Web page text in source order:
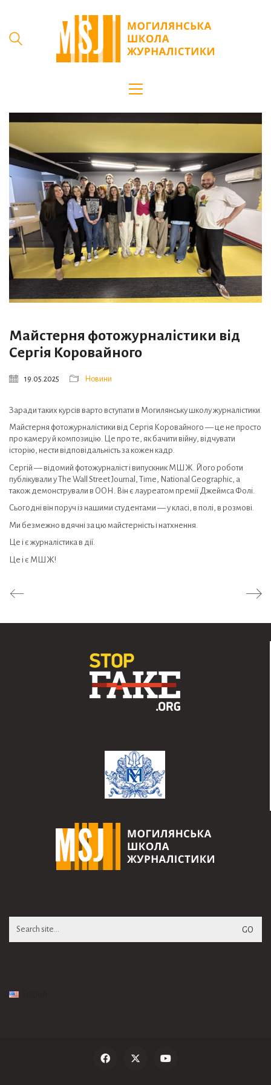
Майстерня фотожурналістики від
Сергія Коровайного
19.05.2025 Новини
Заради таких курсів варто вступати в Могилянську школу журналістики.
Майстерня фотожурналістики від Сергія Коровайного — це не просто
про камеру й композицію. Це про те, як бачити війну, відчувати
історію, нести відповідальність за кожен кадр.
Сергій — відомий фотожурналіст і випускник МШЖ. Його роботи
публікували у The Wall Street Journal, Time, National Geographic, а
також демонстрували в ООН. Він є лауреатом премії Джеймса Фолі.
Сьогодні він поруч із нашими студентами — у класі, в полі, в розмові.
Ми безмежно вдячні за цю майстерність і натхнення.
Це і є журналістика в дії.
Це і є МШЖ!
for: